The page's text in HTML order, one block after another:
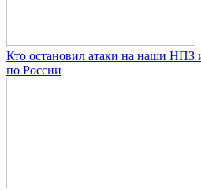
Кто остановил атаки на наши НПЗ
по России